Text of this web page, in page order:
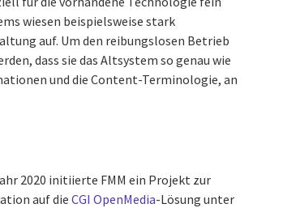
wiesen beispielsweise stark
auf. Um den reibungslosen Betrieb
dass sie das Altsystem so genau wie
und die Content-Terminologie, an
2020 initiierte FMM ein Projekt zur
auf dieCGI OpenMedia-Lösung unter